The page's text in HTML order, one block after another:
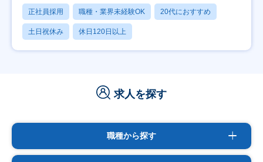
正社員採用 職種・業界未経験OK 20代におすすめ
土日祝休み 休日120日以上
求人を探す
職種から探す